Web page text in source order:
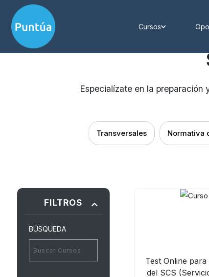
Cursos
Especialízate en la
Transversales Normativa
FILTROS
BÚSQUEDA
Test Online
del SCS